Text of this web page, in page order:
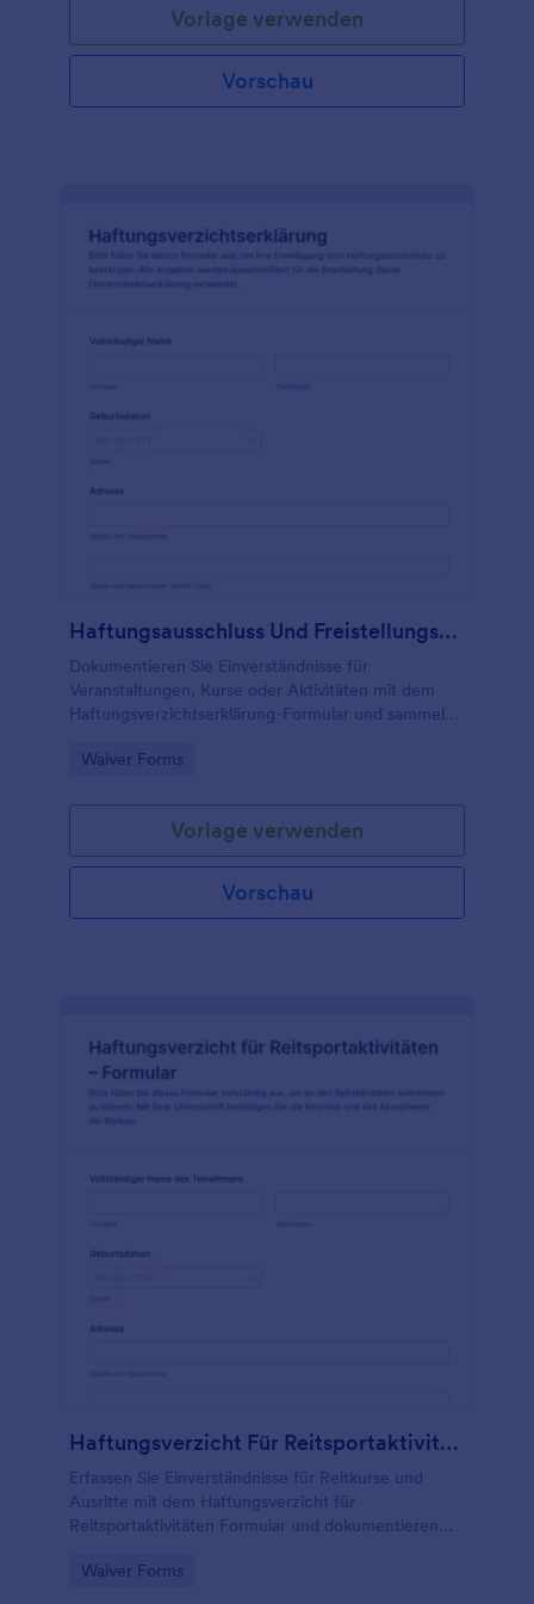
Vorlage verwenden
Vorschau
Haftungsausschluss Und Freistellungsformular
Dokumentieren Sie Einverständnisse für
Veranstaltungen, Kurse oder Aktivitäten mit dem
Haftungsverzichtserklärung-Formular und sammeln
Formularantworten für eine sichere Datenerfassung.
Go to Category:
Waiver Forms
Vorlage verwenden
Vorschau
Haftungsverzicht Für Reitsportaktivitäten – Formular
Erfassen Sie Einverständnisse für Reitkurse und
Ausritte mit dem Haftungsverzicht für
Reitsportaktivitäten Formular und dokumentieren
Unterschriften zentral mit Jotform.
Go to Category:
Waiver Forms